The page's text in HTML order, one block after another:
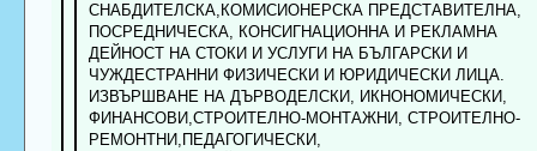
СНАБДИТЕЛСКА,КОМИСИОНЕРСКА ПРЕДСТАВИТЕЛНА,
ПОСРЕДНИЧЕСКА, КОНСИГНАЦИОННА И РЕКЛАМНА
ДЕЙНОСТ НА СТОКИ И УСЛУГИ НА БЪЛГАРСКИ И
ЧУЖДЕСТРАННИ ФИЗИЧЕСКИ И ЮРИДИЧЕСКИ ЛИЦА.
ИЗВЪРШВАНЕ НА ДЪРВОДЕЛСКИ, ИКНОНОМИЧЕСКИ,
ФИНАНСОВИ,СТРОИТЕЛНО-МОНТАЖНИ, СТРОИТЕЛНО-
РЕМОНТНИ,ПЕДАГОГИЧЕСКИ,